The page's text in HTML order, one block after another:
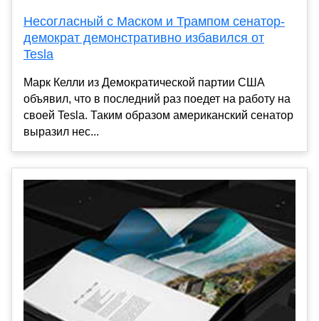
Несогласный с Маском и Трампом сенатор-
демократ демонстративно избавился от
Tesla
Марк Келли из Демократической партии США
объявил, что в последний раз поедет на работу на
своей Tesla. Таким образом американский сенатор
выразил нес...